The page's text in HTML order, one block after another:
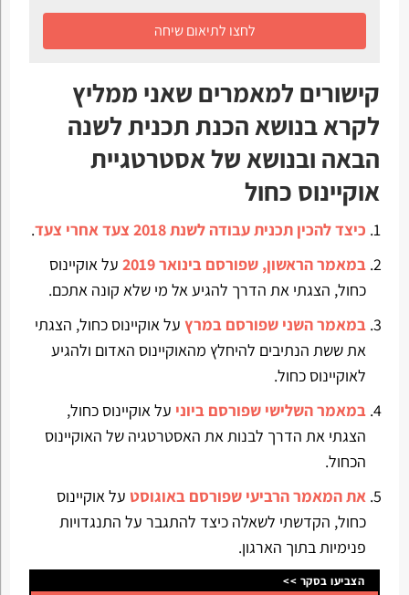
לחצו לתיאום שיחה
קישורים למאמרים שאני ממליץ
לקרא בנושא הכנת תכנית לשנה
הבאה ובנושא של אסטרטגיית
אוקיינוס כחול
כיצד להכין תכנית עבודה לשנת 2018 צעד אחרי צעד
.
במאמר הראשון, שפורסם בינואר 2019
על אוקיינוס
כחול, הצגתי את הדרך להגיע אל מי שלא קונה אתכם.
במאמר השני שפורסם במרץעל אוקיינוס כחול, הצגתי
את ששת הנתיבים להיחלץ מהאוקיינוס האדום ולהגיע
לאוקיינוס כחול.
במאמר השלישי שפורסם ביוני על אוקיינוס כחול,
הצגתי את הדרך לבנות את האסטרטגיה של האוקיינוס
הכחול.
את המאמר הרביעי שפורסם באוגוסטעל אוקיינוס
כחול, הקדשתי לשאלה כיצד להתגבר על התנגדויות
פנימיות בתוך הארגון.
הצביעו בסקר >>